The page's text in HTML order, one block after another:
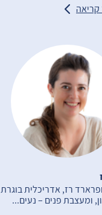
רז, אדריכלית בוגרת
ומעצבת פנים – נעים...